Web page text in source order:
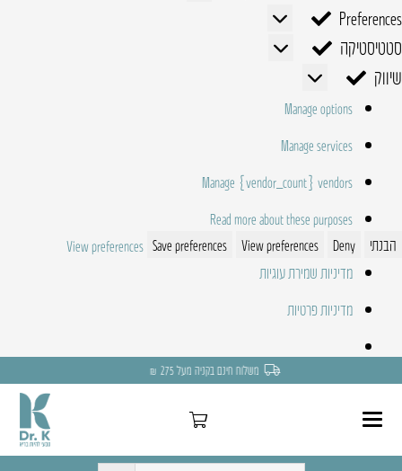
Preferences
Preferences
סטטיסטיקה
סטטיסטיקה
שיווק
שיווק
Manage options
Manage services
Manage {vendor_count} vendors
Read more about these purposes
הבנתי
Deny
View preferences
Save preferences
View preferences
מדיניות שמירת עוגיות
מדיניות פרטיות
משלוח חינם בקניה מעל 275 ₪